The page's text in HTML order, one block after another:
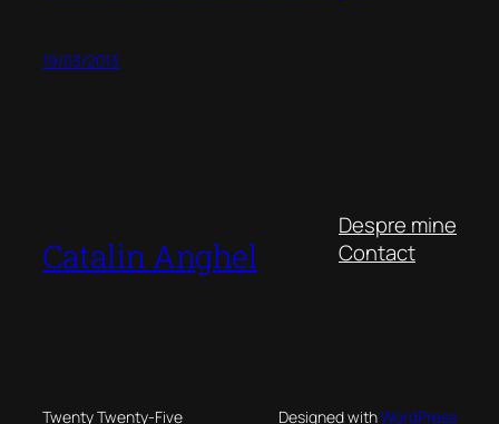
19/03/2013
Catalin Anghel
Despre mine
Contact
Twenty Twenty-Five Designed withWordPress